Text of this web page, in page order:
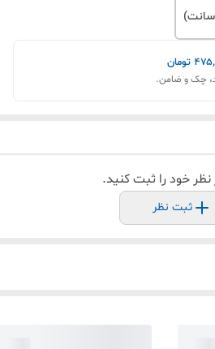
تومان
نظر خود را ثبت کنید.
ثبت نظر